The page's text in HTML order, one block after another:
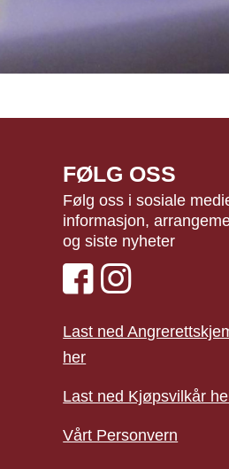
FØLG OSS
Følg oss i sosiale
informasjon,
og siste nyheter
Last ned
her
Last ned Kjøpsvilkår
Vårt Personvern